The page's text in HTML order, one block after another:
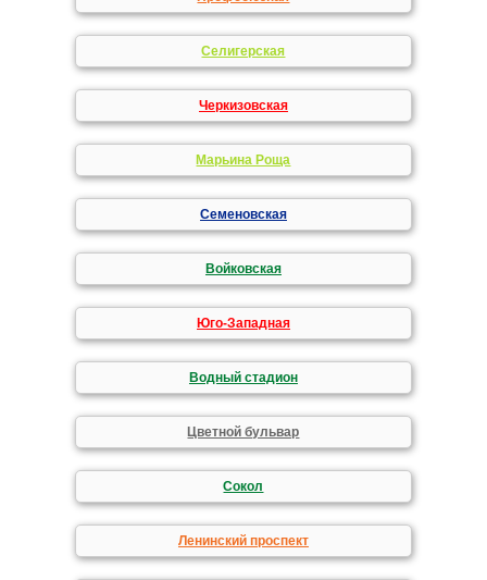
Селигерская
Черкизовская
Марьина Роща
Семеновская
Войковская
Юго-Западная
Водный стадион
Цветной бульвар
Сокол
Ленинский проспект